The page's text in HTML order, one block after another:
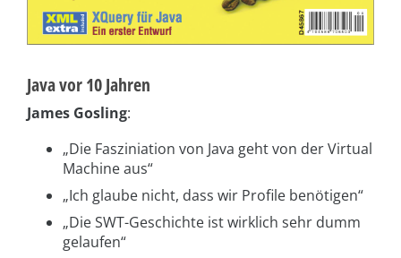
Java vor 10 Jahren
James Gosling:
„Die Fasziniation von Java geht von der Virtual
Machine aus“
„Ich glaube nicht, dass wir Profile benötigen“
„Die SWT-Geschichte ist wirklich sehr dumm
gelaufen“